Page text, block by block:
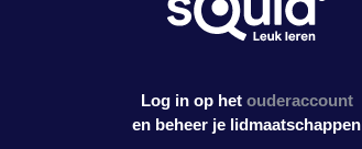
Log in op het ouderaccount
en beheer je lidmaatschappen